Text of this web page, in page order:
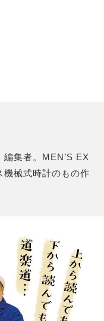
集者。MEN’S EX
機械式時計のもの作